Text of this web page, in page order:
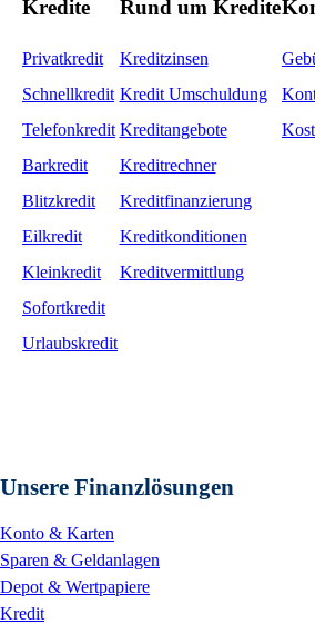
Kredite
Privatkredit
Schnellkredit
Telefonkredit
Barkredit
Blitzkredit
Eilkredit
Kleinkredit
Sofortkredit
Urlaubskredit
Rund um Kredite
Kreditzinsen
Kredit Umschuldung
Kreditangebote
Kreditrechner
Kreditfinanzierung
Kreditkonditionen
Kreditvermittlung
Unsere Finanzlösungen
Konto & Karten
Sparen & Geldanlagen
Depot & Wertpapiere
Kredit